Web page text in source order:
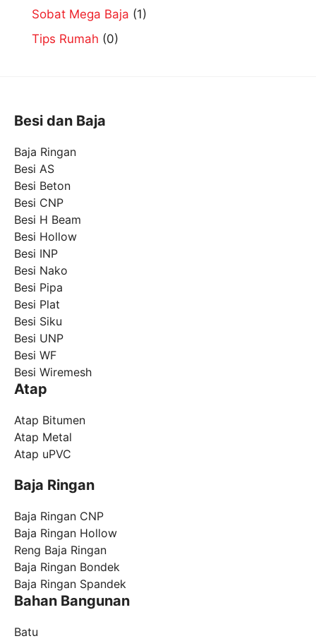
Sobat Mega Baja (1)
Tips Rumah (0)
Besi dan Baja
Baja Ringan
Besi AS
Besi Beton
Besi CNP
Besi H Beam
Besi Hollow
Besi INP
Besi Nako
Besi Pipa
Besi Plat
Besi Siku
Besi UNP
Besi WF
Besi Wiremesh
Atap
Atap Bitumen
Atap Metal
Atap uPVC
Baja Ringan
Baja Ringan CNP
Baja Ringan Hollow
Reng Baja Ringan
Baja Ringan Bondek
Baja Ringan Spandek
Bahan Bangunan
Batu